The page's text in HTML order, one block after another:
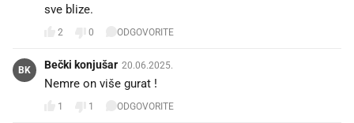
sve blize.
2 0 ODGOVORITE
BK Bečki konjušar 20.06.2025.
Nemre on više gurat !
1 1 ODGOVORITE